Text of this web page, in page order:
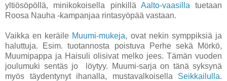
yltiösöpöllä, minikokoisella pinkillä Aalto-vaasilla tuetaan
Roosa Nauha -kampanjaa rintasyöpää vastaan.
Vaikka en keräile Muumi-mukeja, ovat nekin symppiksiä ja
haluttuja. Esim. tuotannosta poistuva Perhe sekä Mörkö,
Muumipappa ja Haisuli olisivat melko jees. Tämän vuoden
joulumuki sentäs jo löytyy. Muumi-sarja on tänä syksynä
myös täydentynyt ihanalla, mustavalkoisella Seikkailulla.